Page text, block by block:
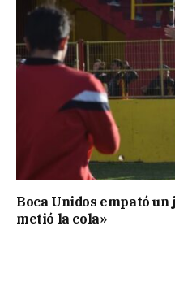
Boca Unidos empató un
metió la cola»